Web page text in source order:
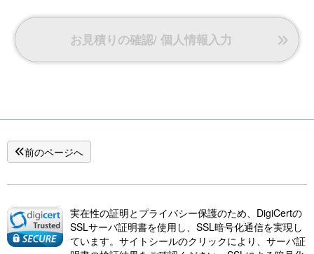
電気ポット、テレビ、電話（外線不可）
ネット環境有（有線LAN）、館内Wifi接続可能
◎景観：市街
お見積りの確認/ 個人情報入力
前のページへ
実在性の証明とプライバシー保護のため、DigiCertの
SSLサーバ証明書を使用し、SSL暗号化通信を実現し
ています。サイトシールのクリックにより、サーバ証